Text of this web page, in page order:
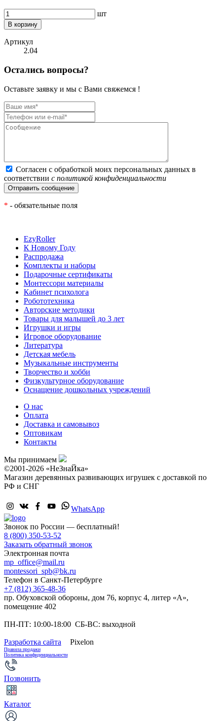
шт
В корзину
Артикул
2.04
Остались вопросы?
Оставьте заявку и мы с Вами свяжемся !
Согласен с обработкой моих персональных данных в
соответствии с политикой конфиденциальности
* - обязательные поля
EzyRoller
К Новому Году
Распродажа
Комплекты и наборы
Подарочные сертификаты
Монтессори материалы
Кабинет психолога
Робототехника
Авторские методики
Товары для малышей до 3 лет
Игрушки и игры
Игровое оборудование
Литература
Детская мебель
Музыкальные инструменты
Творчество и хобби
Физкультурное оборудование
Оснащение дошкольных учреждений
О нас
Оплата
Доставка и самовывоз
Оптовикам
Контакты
Мы принимаем
©2001-2026 «НеЗнаЙка»
Магазин деревянных развивающих игрушек с доставкой по
РФ и СНГ
WhatsApp
Звонок по России — бесплатный!
8 (800) 350-53-52
Заказать обратный звонок
Электронная почта
mp_office@mail.ru
montessori_spb@bk.ru
Телефон в Санкт-Петербурге
+7 (812) 365-48-36
пр. Обуховской обороны, дом 76, корпус 4, литер «А»,
помещение 402
ПН-ПТ: 10:00-18:00 СБ-ВС: выходной
Разработка сайта Pixelon
Правила продажи
Политика конфиденциальности
Позвонить
Каталог